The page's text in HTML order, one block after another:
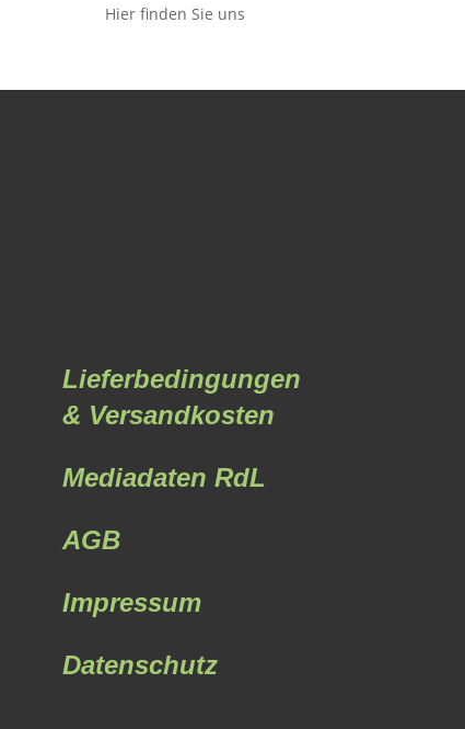
Hier finden Sie uns
Lieferbedingungen
& Versandkosten
Mediadaten RdL
AGB
Impressum
Datenschutz